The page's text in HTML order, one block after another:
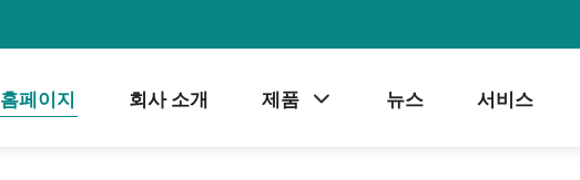
홈페이지 회사 소개 제품 뉴스 서비스